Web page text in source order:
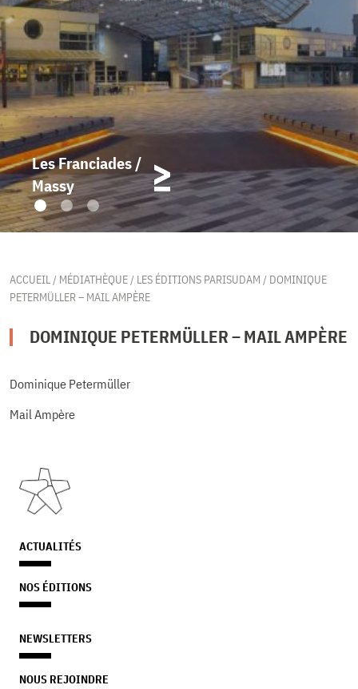
Les Franciades /
Massy
ACCUEIL/ MÉDIATHÈQUE/ LES ÉDITIONS PARISUDAM / DOMINIQUE
PETERMÜLLER – MAIL AMPÈRE
DOMINIQUE PETERMÜLLER – MAIL AMPÈRE
Dominique Petermüller
Mail Ampère
ACTUALITÉS
NOS ÉDITIONS
NEWSLETTERS
NOUS REJOINDRE